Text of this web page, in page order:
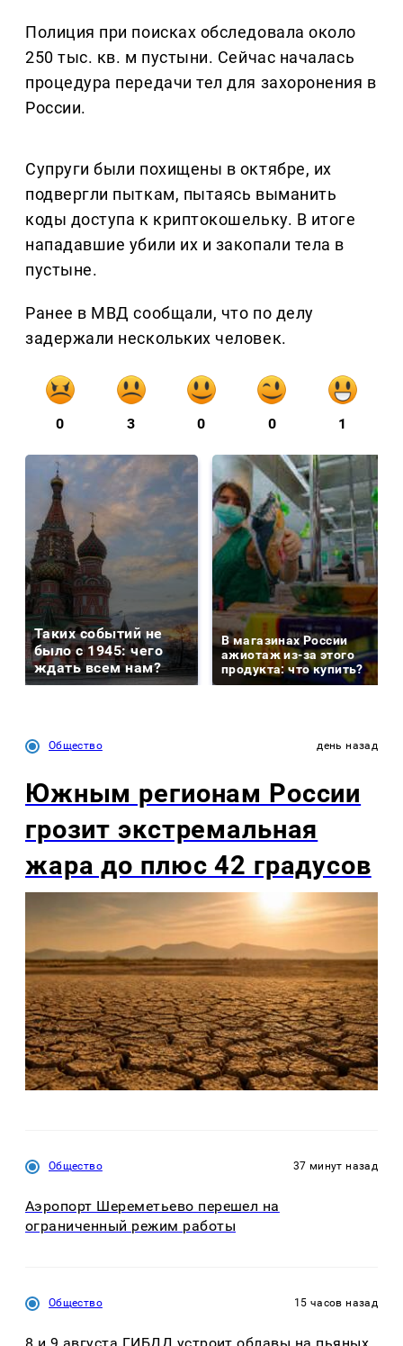
Полиция при поисках обследовала около
250 тыс. кв. м пустыни. Сейчас началась
процедура передачи тел для захоронения в
России.
Супруги были похищены в октябре, их
подвергли пыткам, пытаясь выманить
коды доступа к криптокошельку. В итоге
нападавшие убили их и закопали тела в
пустыне.
Ранее в МВД сообщали, что по делу
задержали нескольких человек.
0 3 0 0 1
Таких событий не
было с 1945: чего
ждать всем нам?
В магазинах России
ажиотаж из-за этого
продукта: что купить?
Общество день назад
Южным регионам России
грозит экстремальная
жара до плюс 42 градусов
Общество 37 минут назад
Аэропорт Шереметьево перешел на
ограниченный режим работы
Общество 15 часов назад